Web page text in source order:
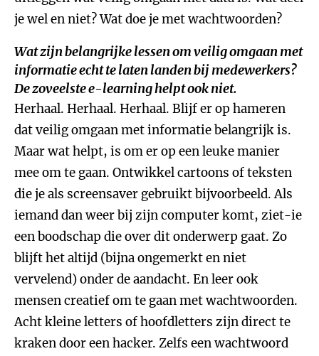
je wel en niet? Wat doe je met wachtwoorden?
Wat zijn belangrijke lessen om veilig omgaan met
informatie echt te laten landen bij medewerkers?
De zoveelste e-learning helpt ook niet.
Herhaal. Herhaal. Herhaal. Blijf er op hameren
dat veilig omgaan met informatie belangrijk is.
Maar wat helpt, is om er op een leuke manier
mee om te gaan. Ontwikkel cartoons of teksten
die je als screensaver gebruikt bijvoorbeeld. Als
iemand dan weer bij zijn computer komt, ziet-ie
een boodschap die over dit onderwerp gaat. Zo
blijft het altijd (bijna ongemerkt en niet
vervelend) onder de aandacht. En leer ook
mensen creatief om te gaan met wachtwoorden.
Acht kleine letters of hoofdletters zijn direct te
kraken door een hacker. Zelfs een wachtwoord